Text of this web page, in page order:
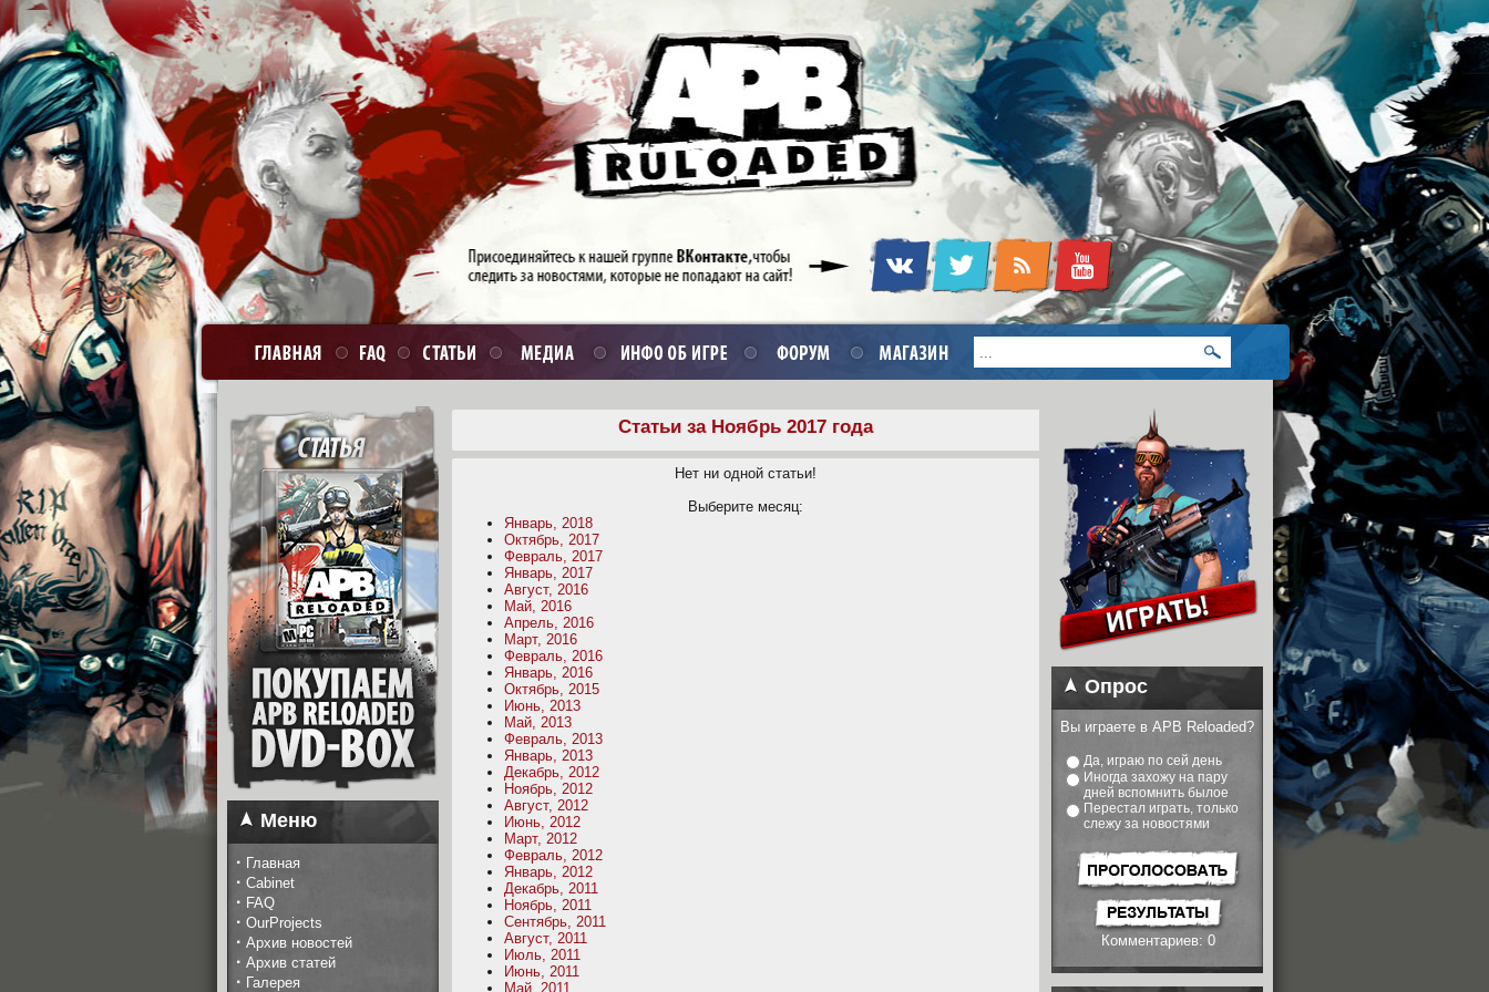
Меню
· Главная
· Cabinet
· FAQ
· OurProjects
· Архив новостей
· Архив статей
· Галерея
Статьи за Ноябрь 2017 года
Нет ни одной статьи!
Выберите месяц:
Январь, 2018
Октябрь, 2017
Февраль, 2017
Январь, 2017
Август, 2016
Май, 2016
Апрель, 2016
Март, 2016
Февраль, 2016
Январь, 2016
Октябрь, 2015
Июнь, 2013
Май, 2013
Февраль, 2013
Январь, 2013
Декабрь, 2012
Ноябрь, 2012
Август, 2012
Июнь, 2012
Март, 2012
Февраль, 2012
Январь, 2012
Декабрь, 2011
Ноябрь, 2011
Сентябрь, 2011
Август, 2011
Июль, 2011
Июнь, 2011
Май, 2011
Опрос
Вы играете в APB Reloaded?
Да, играю по сей день
Иногда захожу на пару
дней вспомнить былое
Перестал играть, только
слежу за новостями
Комментариев: 0